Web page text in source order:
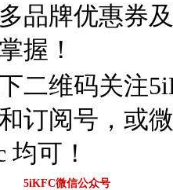
品牌优惠券
握！
二维码关注
订阅号，或
可！
5iKFC微信公众号